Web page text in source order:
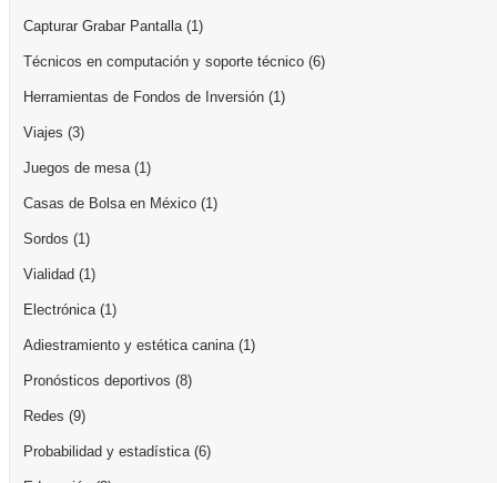
Capturar Grabar Pantalla(1)
Técnicos en computación y soporte técnico (6)
Herramientas de Fondos de Inversión (1)
Viajes (3)
Juegos de mesa(1)
Casas de Bolsa en México (1)
Sordos (1)
Vialidad (1)
Electrónica(1)
Adiestramiento y estética canina(1)
Pronósticos deportivos (8)
Redes (9)
Probabilidad y estadística(6)